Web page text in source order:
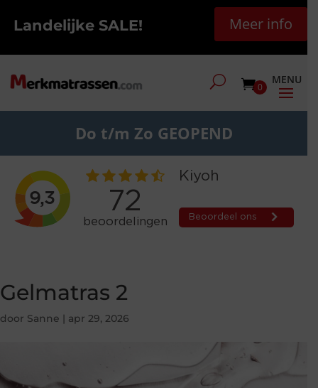
Landelijke SALE! Meer info
0
Do t/m Zo GEOPEND
Gelmatras 2
door Sanne | apr 29, 2026